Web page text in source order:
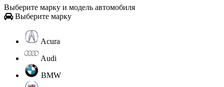
Выберите марку и модель автомобиля
Выберите марку
Acura
Audi
BMW